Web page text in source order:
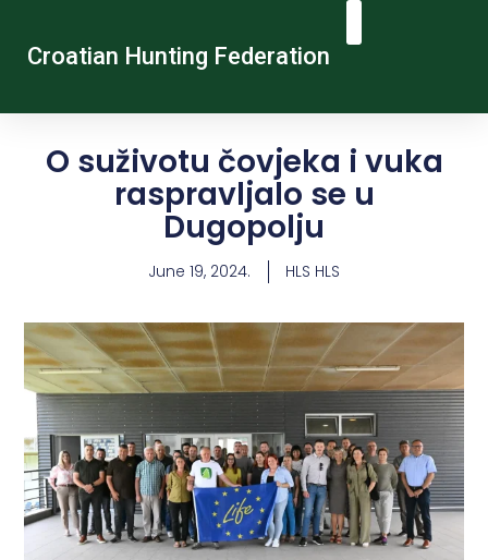
Croatian Hunting Federation
O suživotu čovjeka i vuka
raspravljalo se u
Dugopolju
June 19, 2024. HLS HLS